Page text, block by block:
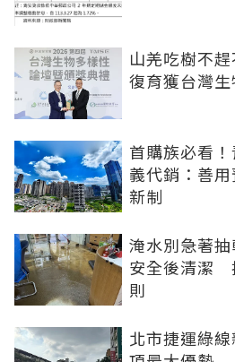
山羌吃樹不
復育獲台灣
首購族必看
義代銷：善
新制
淹水別急著
安全後清潔
則
北市捷運綠